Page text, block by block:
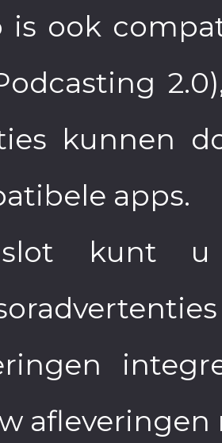
is ook
kunnen
apps.
kunt u
afleveringen